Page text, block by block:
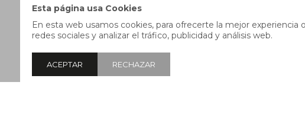
Esta página usa Cookies
En esta web usamos cookies, para ofrecerte la mejor
redes sociales y analizar el tráfico, publicidad y análisis web.
ACEPTAR RECHAZAR
Lunes a jueves de 9:00 a 13:00 y
de 14:00 a 17:45, viernes de 9:30
a 13:00 y de 14:00 a 17:45.
Nuestras tiendas